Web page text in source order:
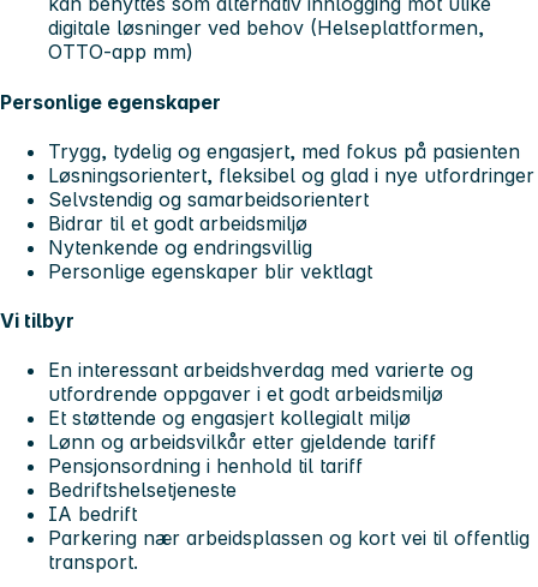
digitale løsninger ved behov (Helseplattformen,
OTTO-app mm)
Personlige egenskaper
Trygg, tydelig og engasjert, med fokus på pasienten
Løsningsorientert, fleksibel og glad i nye utfordringer
Selvstendig og samarbeidsorientert
Bidrar til et godt arbeidsmiljø
Nytenkende og endringsvillig
Personlige egenskaper blir vektlagt
Vi tilbyr
En interessant arbeidshverdag med varierte og
utfordrende oppgaver i et godt arbeidsmiljø
Et støttende og engasjert kollegialt miljø
Lønn og arbeidsvilkår etter gjeldende tariff
Pensjonsordning i henhold til tariff
Bedriftshelsetjeneste
IA bedrift
Parkering nær arbeidsplassen og kort vei til offentlig
transport.